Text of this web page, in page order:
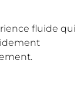
fluide qui